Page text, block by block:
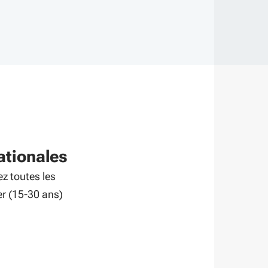
toutes les
(15-30 ans)